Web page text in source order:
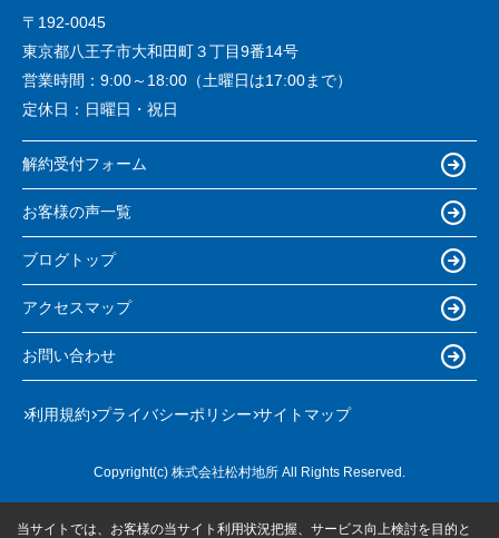
〒192-0045
東京都八王子市大和田町３丁目9番14号
営業時間： 9:00～18:00（土曜日は17:00まで）
定休日： 日曜日・祝日
解約受付フォーム
お客様の声一覧
ブログトップ
アクセスマップ
お問い合わせ
利用規約 プライバシーポリシー サイトマップ
Copyright(c) 株式会社松村地所 All Rights Reserved.
当サイトでは、お客様の当サイト利用状況把握、サービス向上検討を目的と